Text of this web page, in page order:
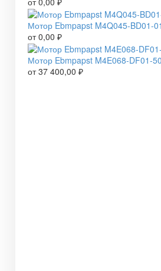
Мотор Ebmpapst M4Q045-BD01-
от0,00 ₽
Мотор Ebmpapst M4E068-DF01-
от37 400,00 ₽